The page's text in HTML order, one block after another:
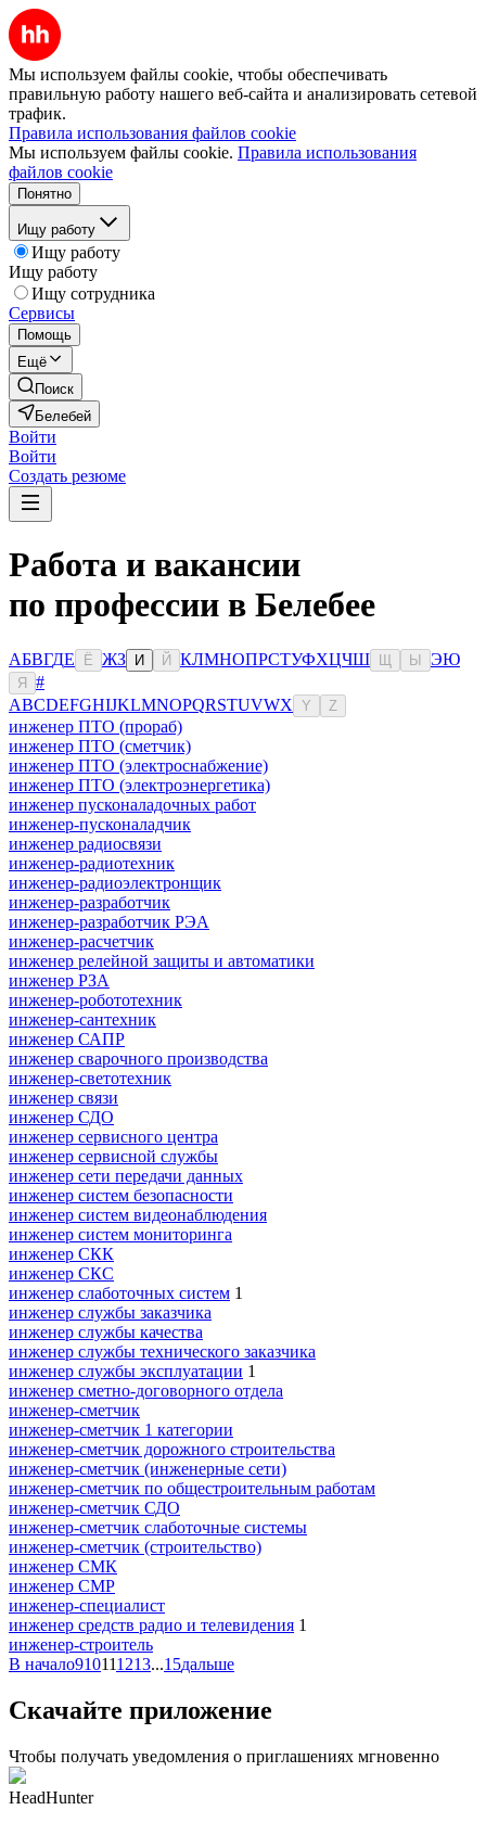
Мы используем файлы cookie, чтобы обеспечивать
правильную работу нашего веб-сайта и анализировать сетевой
трафик.
Правила использования файлов cookie
Мы используем файлы cookie. Правила использования
файлов cookie
Понятно
Ищу работу
Ищу работу
Ищу работу
Ищу сотрудника
Сервисы
Помощь
Ещё
Поиск
Белебей
Войти
Войти
Создать резюме
Работа и вакансии
по профессии в Белебее
АБВГДЕ Ё ЖЗ И Й КЛМНОПРСТУФХЦЧШ Ы ЭЮ
Я
#
ABCDEFGHIJKLMNOPQRSTUVWX Y Z
инженер ПТО (прораб)
инженер ПТО (сметчик)
инженер ПТО (электроснабжение)
инженер ПТО (электроэнергетика)
инженер пусконаладочных работ
инженер-пусконаладчик
инженер радиосвязи
инженер-радиотехник
инженер-радиоэлектронщик
инженер-разработчик
инженер-разработчик РЭА
инженер-расчетчик
инженер релейной защиты и автоматики
инженер РЗА
инженер-робототехник
инженер-сантехник
инженер САПР
инженер сварочного производства
инженер-светотехник
инженер связи
инженер СДО
инженер сервисного центра
инженер сервисной службы
инженер сети передачи данных
инженер систем безопасности
инженер систем видеонаблюдения
инженер систем мониторинга
инженер СКК
инженер СКС
инженер слаботочных систем 1
инженер службы заказчика
инженер службы качества
инженер службы технического заказчика
инженер службы эксплуатации 1
инженер сметно-договорного отдела
инженер-сметчик
инженер-сметчик 1 категории
инженер-сметчик дорожного строительства
инженер-сметчик (инженерные сети)
инженер-сметчик по общестроительным работам
инженер-сметчик СДО
инженер-сметчик слаботочные системы
инженер-сметчик (строительство)
инженер СМК
инженер СМР
инженер-специалист
инженер средств радио и телевидения 1
инженер-строитель
В начало910111213...15дальше
Скачайте приложение
Чтобы получать уведомления о приглашениях мгновенно
HeadHunter